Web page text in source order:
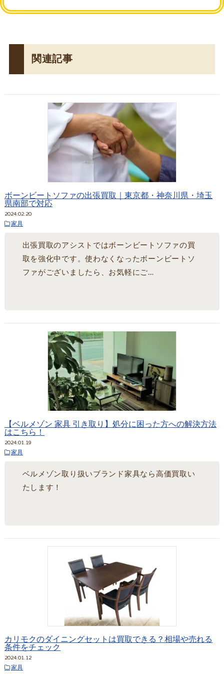
関連記事
ボーンビートソファの出張買取｜東京都・神奈川県・埼玉
県南部で対応
2024.02.20
家具
出張買取のアシストではボーンビートソファの買
取を強化中です。使わなくなったボーンビートソ
ファがございましたら、お気軽にご…
【ベルメゾン 家具 引き取り】処分に困った方への解決方法
はこちら！
2024.01.19
家具
ベルメゾン取り扱いブランド家具なら高価買取い
たします！
カリモクのダイニングセットは買取できる？相場や売れる
条件をチェック
2024.01.12
家具